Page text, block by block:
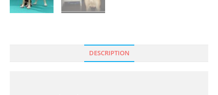
DESCRIPTION